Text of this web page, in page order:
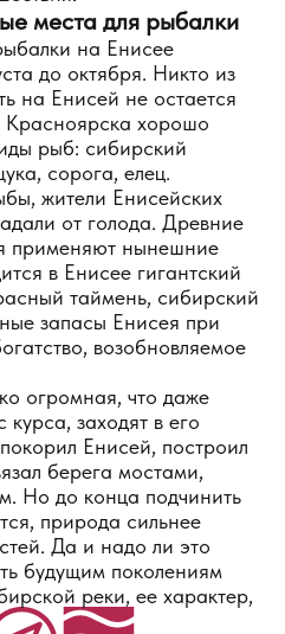
места для рыбалки
на Енисее
до октября. Никто из
на Енисей не остается
Красноярска хорошо
рыб: сибирский
сорога, елец.
жители Енисейских
от голода. Древние
применяют нынешние
в Енисее гигантский
таймень, сибирский
запасы Енисея при
возобновляемое
огромная, что даже
заходят в его
Енисей, построил
берега мостами,
Но до конца подчинить
природа сильнее
Да и надо ли это
будущим поколениям
реки, ее характер,